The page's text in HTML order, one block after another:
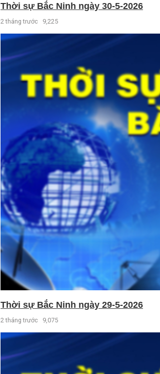
Thời sự Bắc Ninh ngày 30-5-2026
2 tháng trước 9,225
Thời sự Bắc Ninh ngày 29-5-2026
2 tháng trước 9,075